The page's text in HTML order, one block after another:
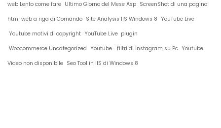
web Lento come fare Ultimo Giorno del Mese Asp ScreenShot di una pagina
html web a riga di Comando Site Analysis IIS Windows 8 YouTube Live
Youtube motivi di copyright YouTube Live plugin
Woocommerce Uncategorized Youtube filtri di Instagram su Pc Youtube
Video non disponibile Seo Tool in IIS di Windows 8